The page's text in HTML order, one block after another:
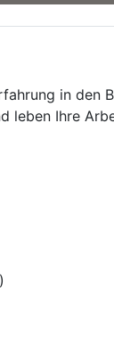
in den
leben Ihre